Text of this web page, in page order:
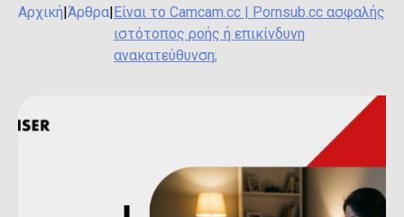
Αρχική|Άρθρα|Είναι το Camcam.cc | Pornsub.cc ασφαλής
ιστότοπος ροής ή επικίνδυνη
ανακατεύθυνση;